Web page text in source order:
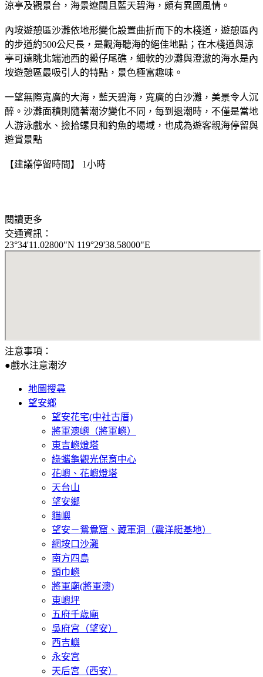
涼亭及觀景台，海景遼闊且藍天碧海，頗有異國風情。
內垵遊憩區沙灘依地形變化設置曲折而下的木棧道，遊憩區內
的步道約500公尺長，是觀海聽海的絕佳地點；在木棧道與涼
亭可遠眺北端池西的鱟仔尾礁，細軟的沙灘與澄澈的海水是內
垵遊憩區最吸引人的特點，景色極富趣味。
一望無際寬廣的大海，藍天碧海，寬廣的白沙灘，美景令人沉
醉。沙灘面積則隨著潮汐變化不同，每到退潮時，不僅是當地
人游泳戲水、撿拾螺貝和釣魚的場域，也成為遊客親海停留與
遊賞景點
【建議停留時間】 1小時
閱讀更多
交通資訊：
23°34'11.02800"N 119°29'38.58000"E
注意事項：
●戲水注意潮汐
地圖搜尋
望安鄉
望安花宅(中社古厝)
將軍澳嶼（將軍嶼）
東吉嶼燈塔
綠蠵龜觀光保育中心
花嶼、花嶼燈塔
天台山
望安鄉
貓嶼
望安－鴛鴦窟、藏軍洞（震洋艇基地）
網垵口沙灘
南方四島
頭巾嶼
將軍廟(將軍澳)
東嶼坪
五府千歲廟
吳府宮（望安）
西吉嶼
永安宮
天后宮（西安）